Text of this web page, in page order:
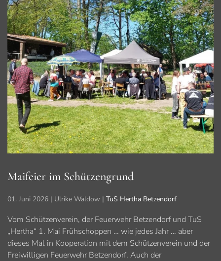
Maifeier im Schützengrund
01. Juni 2026 | Ulrike Waldow | TuS Hertha Betzendorf
Vom Schützenverein, der Feuerwehr Betzendorf und TuS
„Hertha“ 1. Mai Frühschoppen … wie jedes Jahr … aber
dieses Mal in Kooperation mit dem Schützenverein und der
Freiwilligen Feuerwehr Betzendorf. Auch der